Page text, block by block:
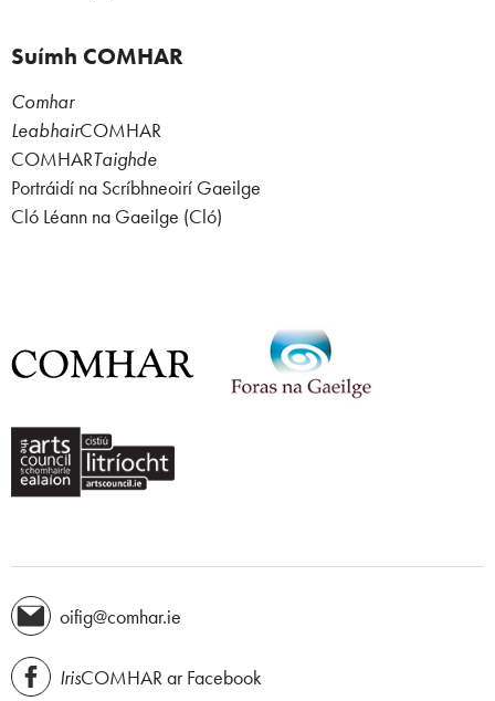
Suímh COMHAR
Comhar
LeabhairCOMHAR
COMHARTaighde
Portráidí na Scríbhneoirí Gaeilge
Cló Léann na Gaeilge (Cló)
oifig@comhar.ie
IrisCOMHAR ar Facebook